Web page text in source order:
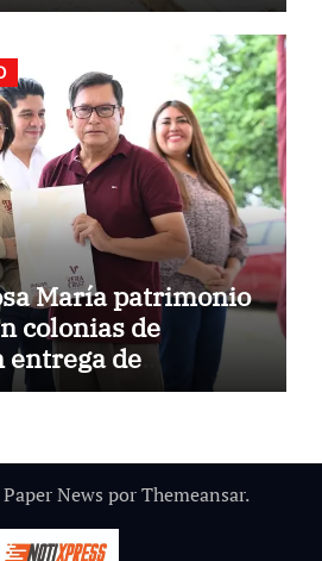
María patrimonio
colonias de
entrega de
Paper News porThemeansar.